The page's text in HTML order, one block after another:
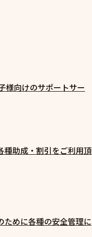
様向けのサポートサー
種助成・割引をご利用頂
ために各種の安全管理に